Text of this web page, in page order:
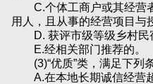
C.个体工商户或其经营
用人，且从事的经营项目与
D. 获评市级等级乡村民
E.经相关部门推荐的。
(3)“优质”类，满足下列条
A.在本地长期诚信经营超